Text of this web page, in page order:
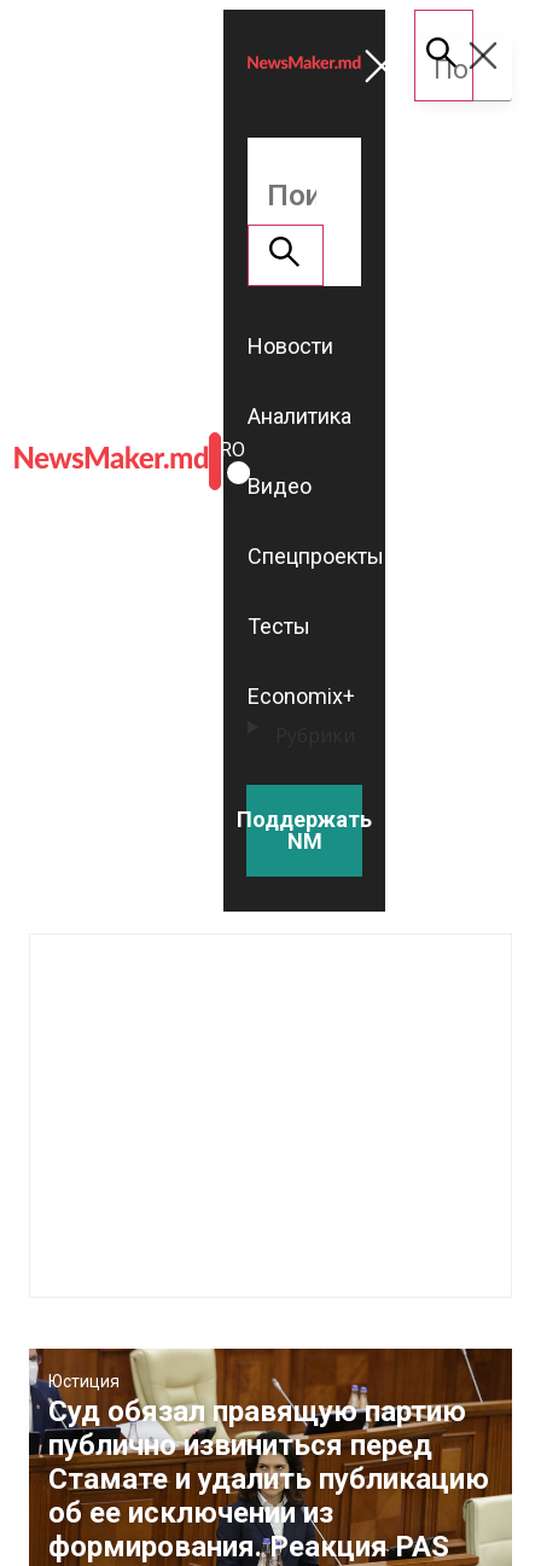
ROMÂNĂ
RU
Новости
Аналитика
Видео
Спецпроекты
Тесты
Economix+
Поддержать
NM
Юстиция
Суд обязал правящую партию
публично извиниться перед
Стамате и удалить публикацию
об ее исключении из
формирования. Реакция PAS